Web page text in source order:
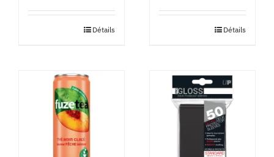
page
Détails Détails